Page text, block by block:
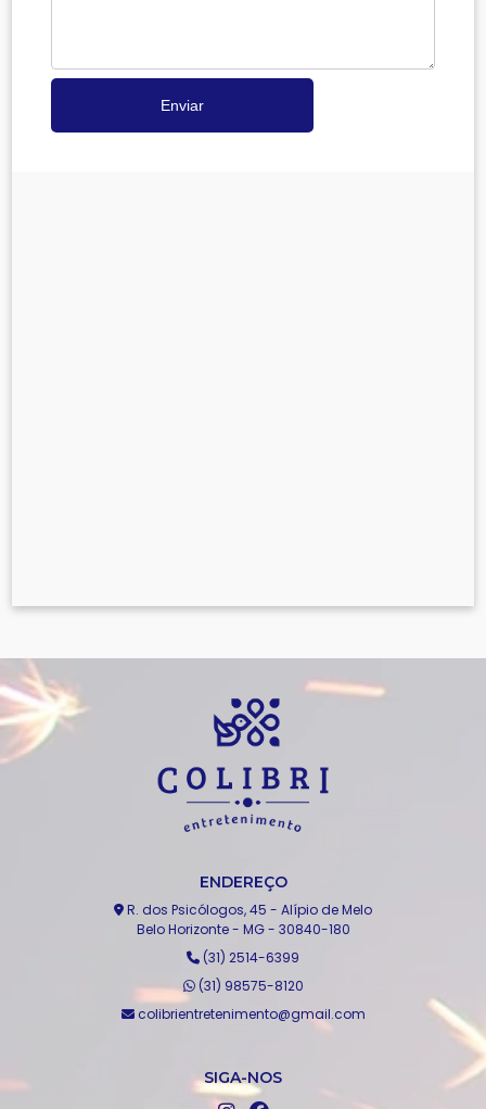
ENDEREÇO
R. dos Psicólogos, 45 - Alípio de Melo
Belo Horizonte - MG - 30840-180
(31) 2514-6399
(31) 98575-8120
colibrientretenimento@gmail.com
SIGA-NOS